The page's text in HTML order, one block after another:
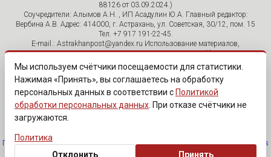
88126 от 03.09.2024.)
Соучредители: Алымов А.Н. , ИП Асадулин Ю.А. Главный редактор:
Вербина А.В. Адрес: 414000, г. Астрахань, ул. Советская, 30/12, пом. 15
Тел. +7 917 191-22-45.
E-mail.: Astrakhanpost@yandex.ru Использование материалов,
размещенных на страницах сетевого издания «Astrakhanpost»,
допускается исключительно с указанием источника и публикацией
активной гиперссылки на портал Astrakhanpost.ru. Комментарии
читателей сайта размещаются без предварительного редактирования.
Редакция оставляет за собой право удалить их с сайта или
отредактировать, если указанные сообщения нарушают законы РФ.
«САЙТ ПРЕДНАЗНАЧЕН ДЛЯ АУДИТОРИИ 18+»
Политика обработки персональных данных·Изменить согласие на cookies
Мы используем счётчики посещаемости для статистики.
Нажимая «Принять», вы соглашаетесь на обработку
персональных данных в соответствии с Политикой
обработки персональных данных . При отказе счётчики не
загружаются.
Политика
Отклонить
Принять